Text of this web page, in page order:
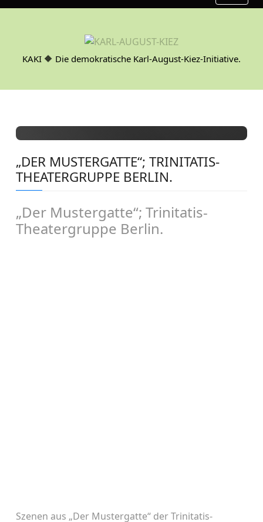
S
c
KAKI 🔶 Die demokratische Karl-August-Kiez-Initiative.
„DER MUSTERGATTE“; TRINITATIS-
THEATERGRUPPE BERLIN.
„Der Mustergatte“; Trinitatis-
Theatergruppe Berlin.
Szenen aus „Der Mustergatte“ der Trinitatis-